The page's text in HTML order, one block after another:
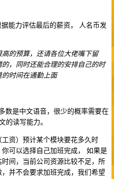
能力评估最后的薪资， 人名币发
的预算，还请各位大佬嘴下留
，同时还能合理的安排自己的时
时间在通勤上面
数是中文语音，很少的概率需要在
的读写能力。
资）预计某个模块要花多久时
可以选择自己加班完成， 如果是
间，当前公司资源比较不足，所
并不会要求加班完成，我们希望